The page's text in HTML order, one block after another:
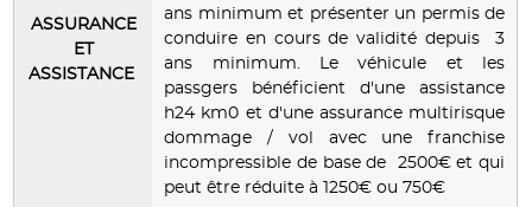
ASSURANCE
ET
ASSISTANCE
ans minimum et présenter un permis de
conduire en cours de validité depuis 3
ans minimum. Le véhicule et les
passgers bénéficient d'une assistance
h24 km0 et d'une assurance multirisque
dommage / vol avec une franchise
incompressible de base de 2500€ et qui
peut être réduite à 1250€ ou 750€